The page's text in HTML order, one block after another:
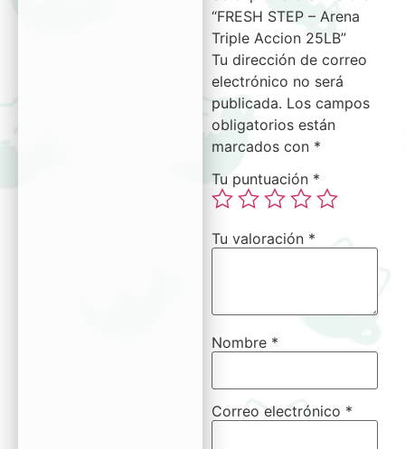
“FRESH STEP – Arena
Triple Accion 25LB”
Tu dirección de correo
electrónico no será
publicada. Los campos
obligatorios están
marcados con *
Tu puntuación *
Tu valoración *
Nombre *
Correo electrónico *